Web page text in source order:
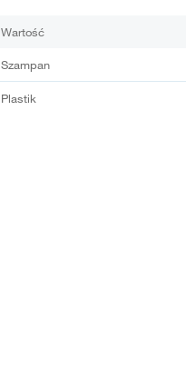
Wartość
Szampan
Plastik